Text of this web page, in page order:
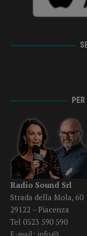
Radio Sound Srl
Strada della Mola, 60
29122 – Piacenza
Tel 0523 590 590